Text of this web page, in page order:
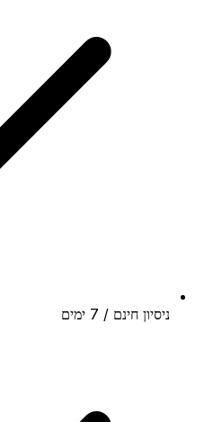
ניסיון חינם / 7 ימים